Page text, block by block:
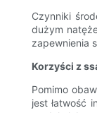
Czynniki
dużym
zapewnienia
Korzyści z
Pomimo
jest łatwość